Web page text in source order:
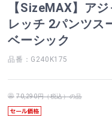
【SizeMAX】ア
レッチ 2パンツス
ベーシック
品番：G240K175
70,290円（税込）の品